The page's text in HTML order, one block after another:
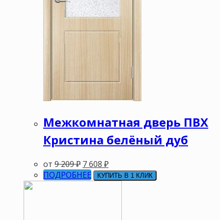
Межкомнатная дверь ПВХ
Кристина белёный дуб
от 9 209₽ 7 608 ₽
ПОДРОБНЕЕ
КУПИТЬ В 1 КЛИК